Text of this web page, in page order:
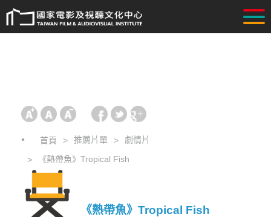
首頁 推薦片單
劇情片
《熱帶魚》Tropical Fish
《熱帶魚》Tropical Fish